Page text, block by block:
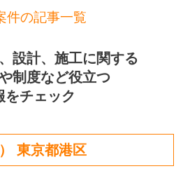
件の記事一覧
設計、施工に関する
制度など役立つ
をチェック
東京都港区